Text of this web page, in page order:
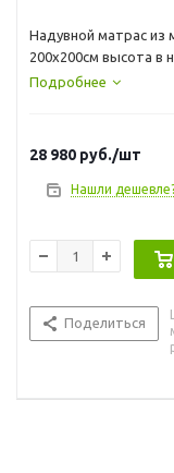
Надувной матрас из
200х200см высота в
Подробнее
28 980 руб./шт
Нашли
Поделиться